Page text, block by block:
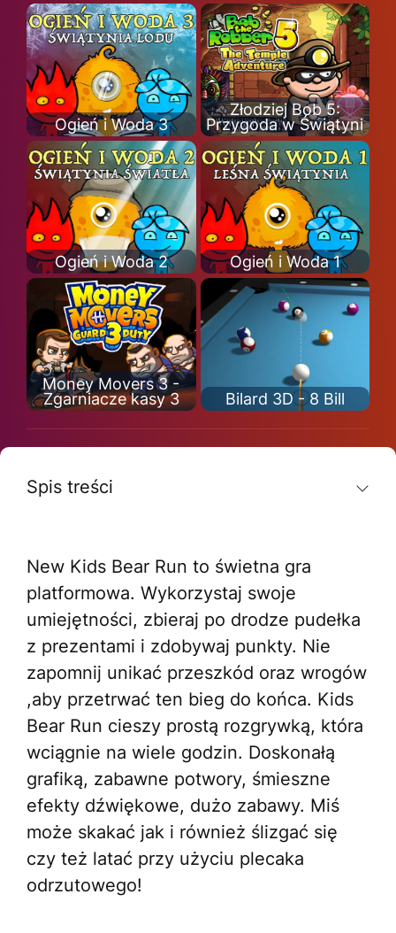
Ogień i Woda 3
Złodziej Bob 5:
Przygoda w Świątyni
Ogień i Woda 2 Ogień i Woda 1
Money Movers 3 -
Zgarniacze kasy 3
Bilard 3D - 8 Bill
Spis treści
New Kids Bear Run to świetna gra
platformowa. Wykorzystaj swoje
umiejętności, zbieraj po drodze pudełka
z prezentami i zdobywaj punkty. Nie
zapomnij unikać przeszkód oraz wrogów
,aby przetrwać ten bieg do końca. Kids
Bear Run cieszy prostą rozgrywką, która
wciągnie na wiele godzin. Doskonałą
grafiką, zabawne potwory, śmieszne
efekty dźwiękowe, dużo zabawy. Miś
może skakać jak i również ślizgać się
czy też latać przy użyciu plecaka
odrzutowego!